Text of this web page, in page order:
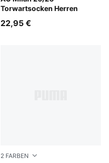
Torwartsocken Herren
22,95 €
2 FARBEN